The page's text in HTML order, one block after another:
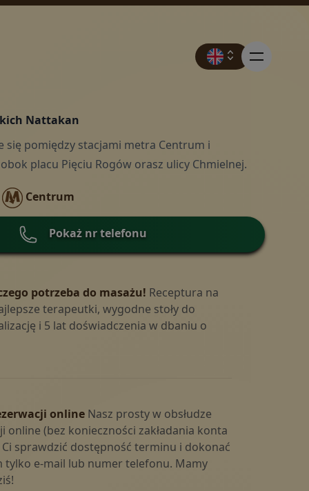
Nattakan
się pomiędzy stacjami metra Centrum i
placu Pięciu Rogów orasz ulicy Chmielnej.
Centrum
Pokaż nr telefonu
potrzeba do masażu! Receptura na
terapeutki, wygodne stoły do
i 5 lat doświadczenia w dbaniu o
online Nasz prosty w obsłudze
online (bez konieczności zakładania konta
sprawdzić dostępność terminu i dokonać
tylko e-mail lub numer telefonu. Mamy